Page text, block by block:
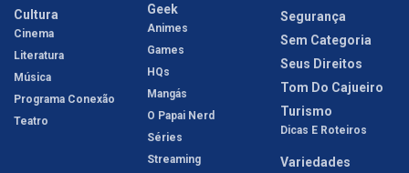
Cultura
Cinema
Literatura
Música
Programa Conexão
Teatro
Geek
Animes
Games
HQs
Mangás
O Papai Nerd
Séries
Streaming
Segurança
Sem Categoria
Seus Direitos
Tom Do Cajueiro
Turismo
Dicas E Roteiros
Variedades